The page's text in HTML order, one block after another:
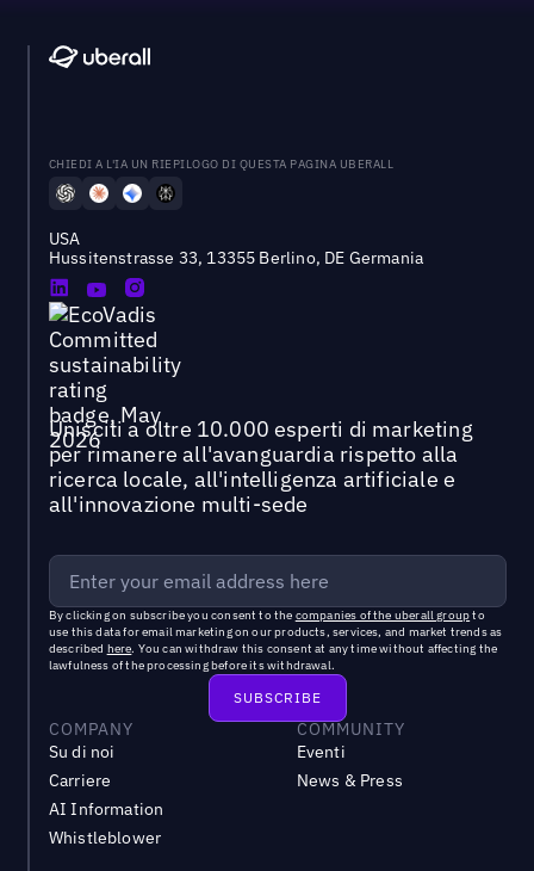
CHIEDI A L'IA UN RIEPILOGO DI QUESTA PAGINA UBERALL
USA
Hussitenstrasse 33, 13355 Berlino, DE Germania
Unisciti a oltre 10.000 esperti di marketing
per rimanere all'avanguardia rispetto alla
ricerca locale, all'intelligenza artificiale e
all'innovazione multi-sede
By clicking on subscribe you consent to the companies of the uberall groupto
use this data for email marketing on our products, services, and market trends as
described here. You can withdraw this consent at any time without affecting the
lawfulness of the processing before its withdrawal.
COMPANY
Su di noi
Carriere
AI Information
Whistleblower
COMMUNITY
Eventi
News & Press